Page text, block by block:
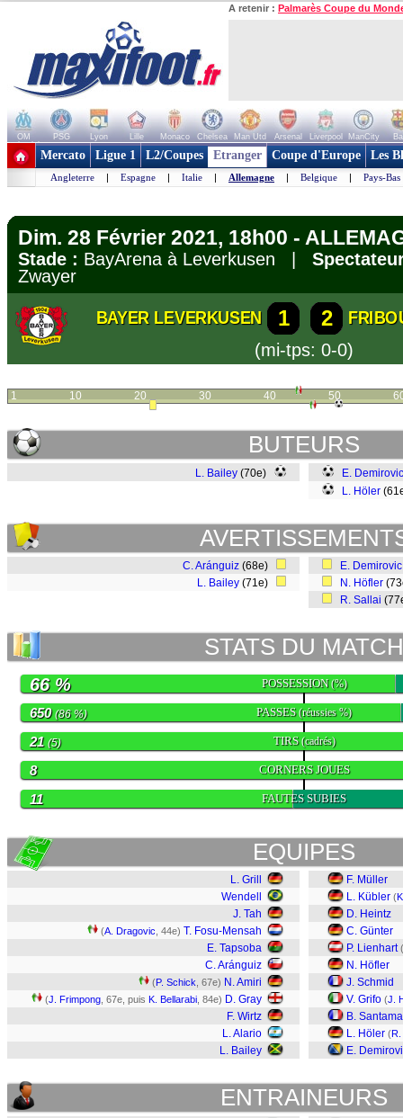
A retenir : Palmarès Coupe du
OM PSG Lyon Lille Monaco Chelsea Man Utd Arsenal Liverpool ManCity
+ de clubs
Mercato Ligue 1 L2/Coupes Etranger Coupe d'Europe Les
Angleterre | Espagne | Italie | Allemagne | Belgique | Pays-Bas
Dim. 28 Février 2021, 18h00 -
Stade : BayArena à Leverkusen |
Zwayer
BAYER LEVERKUSEN 1 2
(mi-tps: 0-0)
1 10 20 30 40 50
BUTEURS
L. Bailey (70e)
E. Demirovic
L. Höler
C. Aránguiz (68e)
L. Bailey (71e)
E. Demirovic
N. Höfler
R. Sallai
STATS DU MATCH
POSSESSION(%)
66 %
PASSES(réussies %)
650(86 %)
TIRS(cadrés)
21 (5)
CORNERS JOUES
8
FAUTES SUBIES
11
EQUIPES
L. Grill
Wendell
J. Tah
(A. Dragovic , 44e) T. Fosu-Mensah
E. Tapsoba
C. Aránguiz
(P. Schick , 67e) N. Amiri
(J. Frimpong , 67e, puis K. Bellarabi , 84e) D. Gray
F. Wirtz
L. Alario
L. Bailey
F. Müller
L. Kübler (
D. Heintz
C. Günter
P. Lienhart (
N. Höfler
J. Schmid
V. Grifo (J.
B.
L. Höler (R.
E.
ENTRAINEURS